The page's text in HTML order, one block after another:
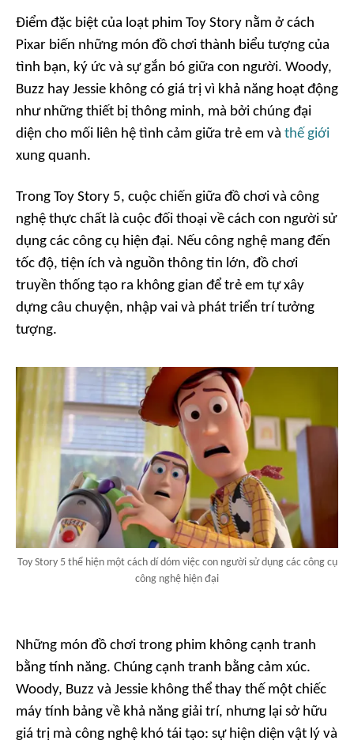
Điểm đặc biệt của loạt phim Toy Story nằm ở cách
Pixar biến những món đồ chơi thành biểu tượng của
tình bạn, ký ức và sự gắn bó giữa con người. Woody,
Buzz hay Jessie không có giá trị vì khả năng hoạt động
như những thiết bị thông minh, mà bởi chúng đại
diện cho mối liên hệ tình cảm giữa trẻ em và thế giới
xung quanh.
Trong Toy Story 5, cuộc chiến giữa đồ chơi và công
nghệ thực chất là cuộc đối thoại về cách con người sử
dụng các công cụ hiện đại. Nếu công nghệ mang đến
tốc độ, tiện ích và nguồn thông tin lớn, đồ chơi
truyền thống tạo ra không gian để trẻ em tự xây
dựng câu chuyện, nhập vai và phát triển trí tưởng
tượng.
Toy Story 5 thể hiện một cách dí dóm việc con người sử dụng các công cụ
công nghệ hiện đại
Những món đồ chơi trong phim không cạnh tranh
bằng tính năng. Chúng cạnh tranh bằng cảm xúc.
Woody, Buzz và Jessie không thể thay thế một chiếc
máy tính bảng về khả năng giải trí, nhưng lại sở hữu
giá trị mà công nghệ khó tái tạo: sự hiện diện vật lý và